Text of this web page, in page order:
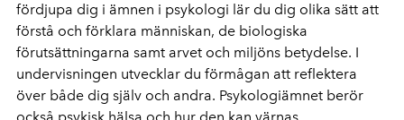
fördjupa dig i ämnen i psykologi lär du dig olika sätt att
förstå och förklara människan, de biologiska
förutsättningarna samt arvet och miljöns betydelse. I
undervisningen utvecklar du förmågan att reflektera
över både dig själv och andra. Psykologiämnet berör